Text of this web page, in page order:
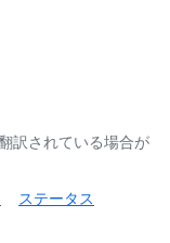
訳されている場合が
ステータス